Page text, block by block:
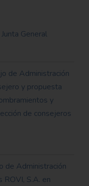
General
de Administración
y propuesta
y
de consejeros
de Administración
ROVI, S.A. en